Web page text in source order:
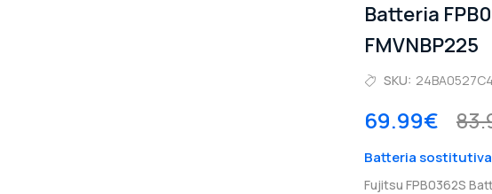
Batteria
FMVNBP225
SKU:
69.99€
Batteria sostitutiva
Fujitsu FPB0362S